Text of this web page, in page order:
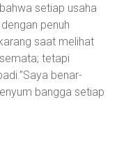
setiap usaha
penuh
saat melihat
tetapi
benar-
bangga setiap